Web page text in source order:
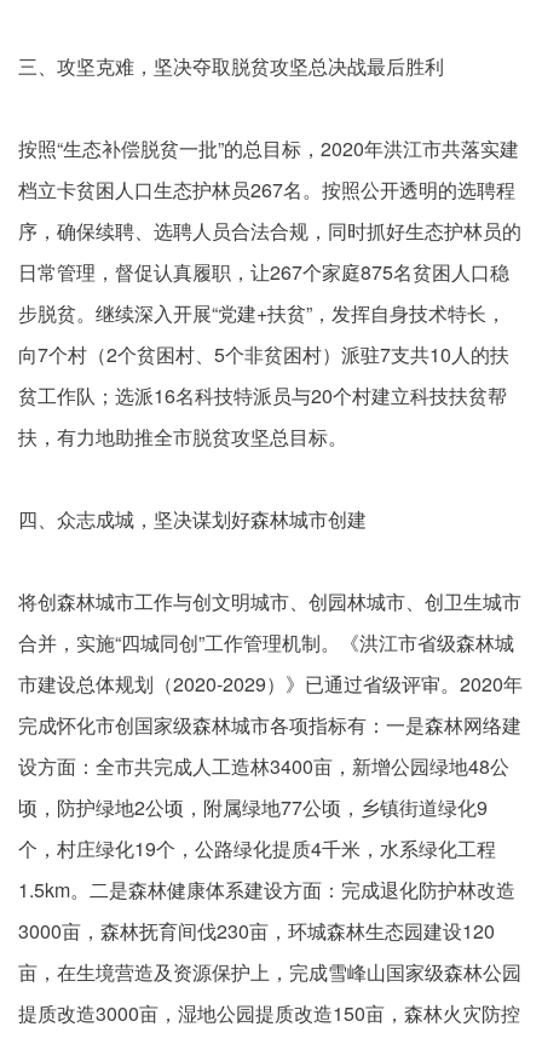
三、攻坚克难，坚决夺取脱贫攻坚总决战最后胜利
按照“生态补偿脱贫一批”的总目标，2020年洪江市共落实建
档立卡贫困人口生态护林员267名。按照公开透明的选聘程
序，确保续聘、选聘人员合法合规，同时抓好生态护林员的
日常管理，督促认真履职，让267个家庭875名贫困人口稳
步脱贫。继续深入开展“党建+扶贫”，发挥自身技术特长，
向7个村（2个贫困村、5个非贫困村）派驻7支共10人的扶
贫工作队；选派16名科技特派员与20个村建立科技扶贫帮
扶，有力地助推全市脱贫攻坚总目标。
四、众志成城，坚决谋划好森林城市创建
将创森林城市工作与创文明城市、创园林城市、创卫生城市
合并，实施“四城同创”工作管理机制。《洪江市省级森林城
市建设总体规划（2020-2029）》已通过省级评审。2020年
完成怀化市创国家级森林城市各项指标有：一是森林网络建
设方面：全市共完成人工造林3400亩，新增公园绿地48公
顷，防护绿地2公顷，附属绿地77公顷，乡镇街道绿化9
个，村庄绿化19个，公路绿化提质4千米，水系绿化工程
1.5km。二是森林健康体系建设方面：完成退化防护林改造
3000亩，森林抚育间伐230亩，环城森林生态园建设120
亩，在生境营造及资源保护上，完成雪峰山国家级森林公园
提质改造3000亩，湿地公园提质改造150亩，森林火灾防控